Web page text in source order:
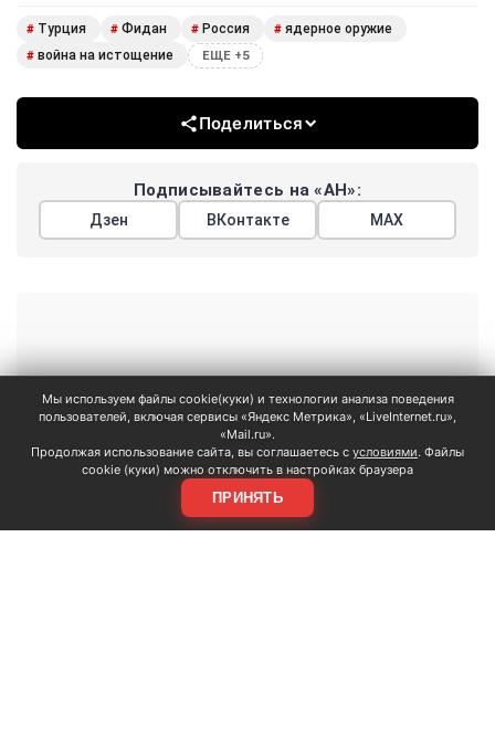
# Турция # Фидан # Россия # ядерное оружие
# война на истощение ЕЩЕ +5
Поделиться
Подписывайтесь на «АН»:
Дзен ВКонтакте МАХ
Реклама
Мы используем файлы cookie(куки) и технологии анализа поведения
пользователей, включая сервисы «Яндекс Метрика», «LiveInternet.ru»,
«Mail.ru».
Продолжая использование сайта, вы соглашаетесь с условиями. Файлы
cookie (куки) можно отключить в настройках браузера
ПРИНЯТЬ